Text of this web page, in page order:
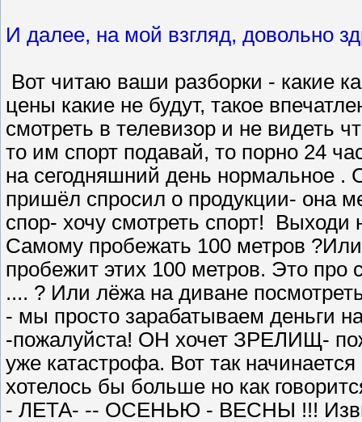
И далее, на мой взгляд, довольно
Вот читаю ваши разборки - какие
цены какие не будут, такое
смотреть в телевизор и не видеть
то им спорт подавай, то порно 24
на сегодняшний день нормальное .
пришёл спросил о продукции- она
спор- хочу смотреть спорт!
Самому пробежать 100 метров
пробежит этих 100 метров. Это
.... ? Или лёжа на диване
- мы просто зарабатываем деньги
-пожалуйста! ОН хочет ЗРЕЛИЩ-
уже катастрофа. Вот так
хотелось бы больше но как
- ЛЕТА- -- ОСЕНЬЮ - ВЕСНЫ !!!